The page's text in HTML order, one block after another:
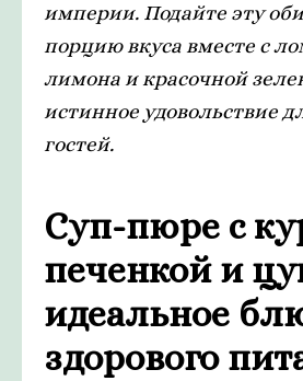
империи. Подайте эту
порцию вкуса вместе с
лимона и красочной
истинное удовольствие
гостей.
Суп-пюре с
печенкой и
идеальное
здорового